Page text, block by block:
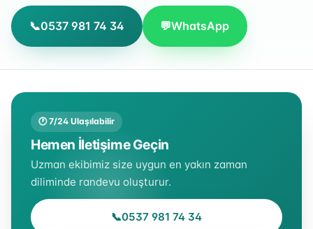
📞0537 981 74 34 💬WhatsApp
🕐 7/24 Ulaşılabilir
Hemen İletişime Geçin
Uzman ekibimiz size uygun en yakın zaman
diliminde randevu oluşturur.
📞0537 981 74 34